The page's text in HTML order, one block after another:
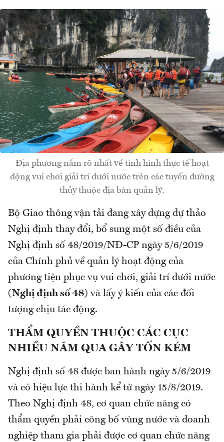
Địa phương nắm rõ nhất về tình hình thực tế hoạt
động vui chơi giải trí dưới nước trên các tuyến đường
thủy thuộc địa bàn quản lý.
Bộ Giao thông vận tải đang xây dựng dự thảo
Nghị định thay đổi, bổ sung một số điều của
Nghị định số 48/2019/NĐ-CP ngày 5/6/2019
của Chính phủ về quản lý hoạt động của
phương tiện phục vụ vui chơi, giải trí dưới nước
(Nghị định số 48) và lấy ý kiến của các đối
tượng chịu tác động.
THẨM QUYỀN THUỘC CÁC CỤC
NHIỀU NĂM QUA GÂY TỐN KÉM
Nghị định số 48 được ban hành ngày 5/6/2019
và có hiệu lực thi hành kể từ ngày 15/8/2019.
Theo Nghị định 48, cơ quan chức năng có
thẩm quyền phải công bố vùng nước và doanh
nghiệp tham gia phải được cơ quan chức năng